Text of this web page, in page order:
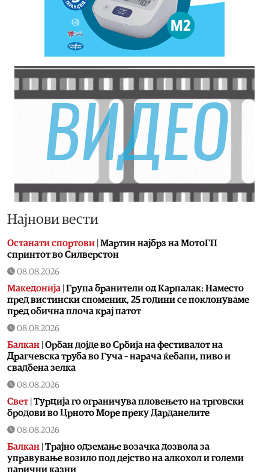
Најнови вести
Останати спортови Мартин најбрз на МотоГП
спринтот во Силверстон
08.08.2026
Македонија Група бранители од Карпалак: Наместо
пред вистински споменик, 25 години се поклонуваме
пред обична плоча крај патот
08.08.2026
Балкан Орбан дојде во Србија на фестивалот на
Драгчевска труба во Гуча – нарача ќебапи, пиво и
свадбена зелка
08.08.2026
Свет| Турција го ограничува пловењето на трговски
бродови во Црното Море преку Дарданелите
08.08.2026
Балкан Трајно одземање возачка дозвола за
управување возило под дејство на алкохол и големи
парични казни